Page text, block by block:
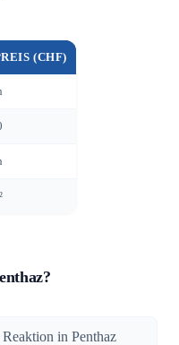
(CHF)
Reaktion in Penthaz